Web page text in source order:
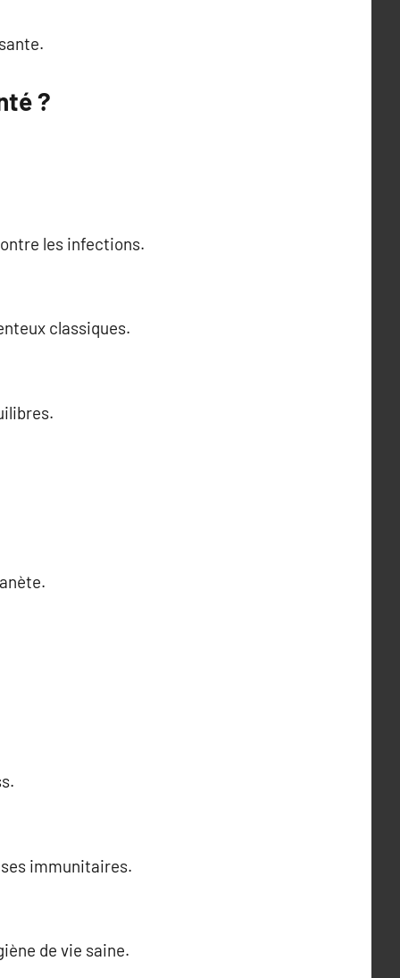
?
les infections.
classiques.
immunitaires.
de vie saine.